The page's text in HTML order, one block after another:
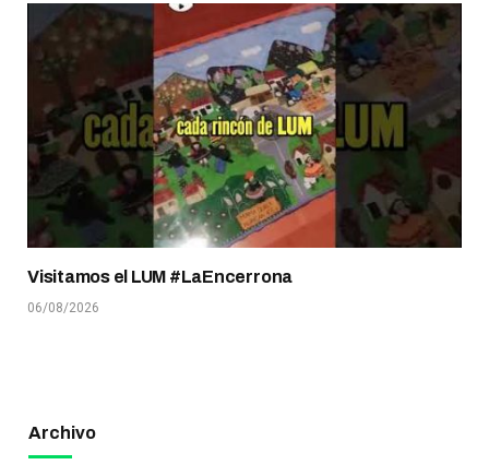
Visitamos el LUM #LaEncerrona
06/08/2026
Archivo